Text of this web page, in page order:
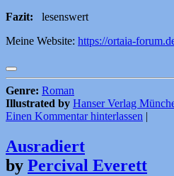
Fazit: lesenswert
Meine Website: https://ortaia-
Genre: Roman
Illustrated by Hanser Verlag
Einen Kommentar hinterlassen
Ausradiert
by Percival Everett